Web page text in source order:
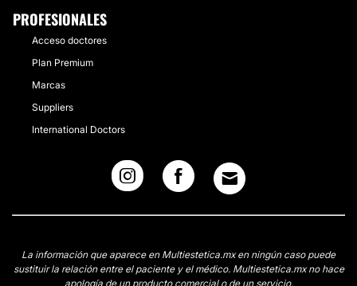
PROFESIONALES
Acceso doctores
Plan Premium
Marcas
Suppliers
International Doctors
La información que aparece en Multiestetica.mx en ningún caso puede
sustituir la relación entre el paciente y el médico. Multiestetica.mx no hace
apología de un producto comercial o de un servicio.